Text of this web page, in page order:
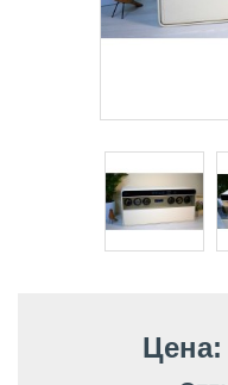
Цена: